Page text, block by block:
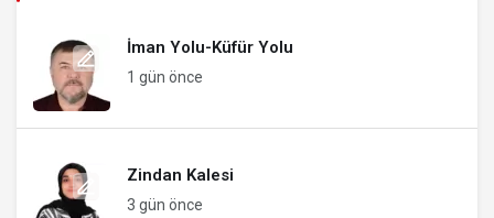
İman Yolu-Küfür Yolu
1 gün önce
Zindan Kalesi
3 gün önce